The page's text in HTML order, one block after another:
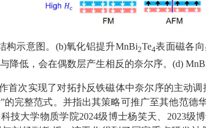
构示意图。 (b)氧化铝提升MnBi2Te4表面磁各
降低，会在偶数层产生相反的奈尔序。(d)
首次实现了对拓扑反铁磁体中奈尔序的主动
的完整范式。并指出其策略可推广至其他范德
技大学物质学院2024级博士杨笑天、2023级